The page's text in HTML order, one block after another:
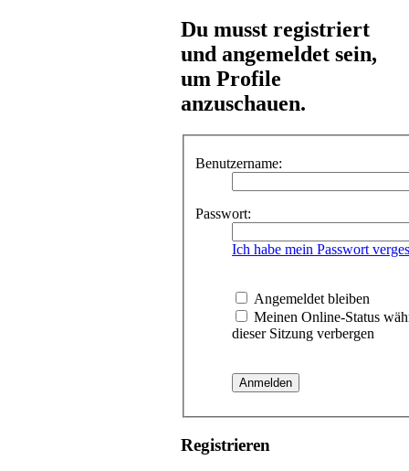
Du musst registriert
und angemeldet sein,
um Profile
anzuschauen.
Benutzername:
Passwort:
Ich habe mein Passwort
Angemeldet bleiben
Meinen Online-Status
dieser Sitzung verbergen
Registrieren